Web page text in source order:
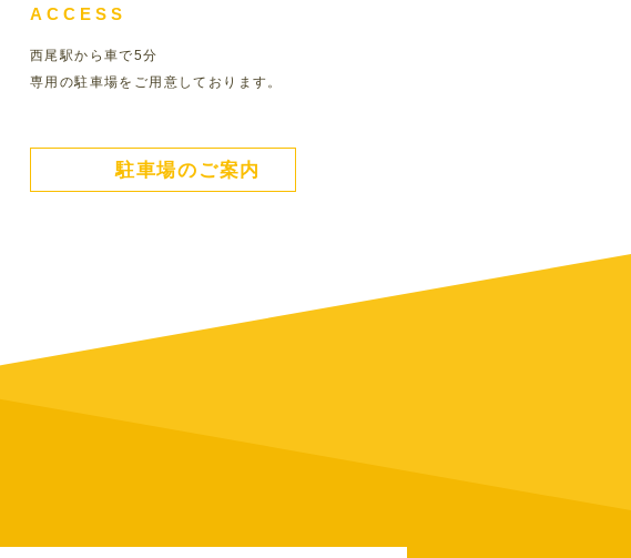
ACCESS
西尾駅から車で5分
専用の駐車場をご用意しております。
駐車場のご案内